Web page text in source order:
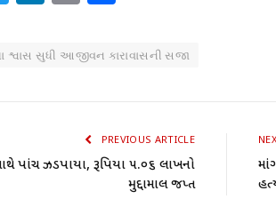
શ્વાસ સુધી આજીવન કારાવાસની સજા
PREVIOUS ARTICLE
પાંચ ઝડપાયા, રૂપિયા ૫.૦૬ લાખનો
મુદ્દામાલ જપ્ત